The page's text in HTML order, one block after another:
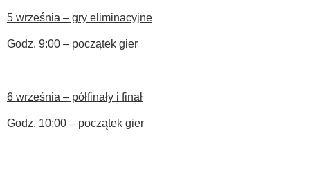
5 września – gry eliminacyjne
Godz. 9:00 – początek gier
6 września – półfinały i finał
Godz. 10:00 – początek gier